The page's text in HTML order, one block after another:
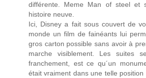
différente. Meme Man of steel et
histoire neuve.
Ici, Disney a fait sous couvert de
monde un film de fainéants lui
gros carton possible sans avoir à
marche visiblement. Les suites
franchement, est ce qu´un
était vraiment dans une telle position